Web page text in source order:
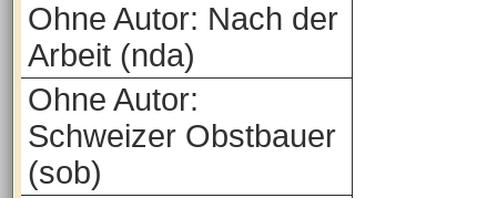
Ohne Autor: Nach der
Arbeit (nda)
Ohne Autor:
Schweizer Obstbauer
(sob)